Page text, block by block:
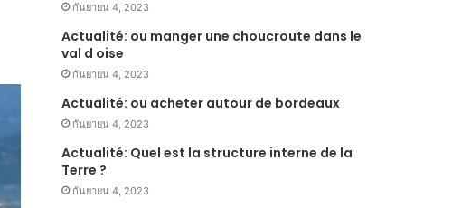
กันยายน 4, 2023
Actualité: ou manger une choucroute dans le
val d oise
กันยายน 4, 2023
Actualité: ou acheter autour de bordeaux
กันยายน 4, 2023
Actualité: Quel est la structure interne de la
Terre ?
กันยายน 4, 2023